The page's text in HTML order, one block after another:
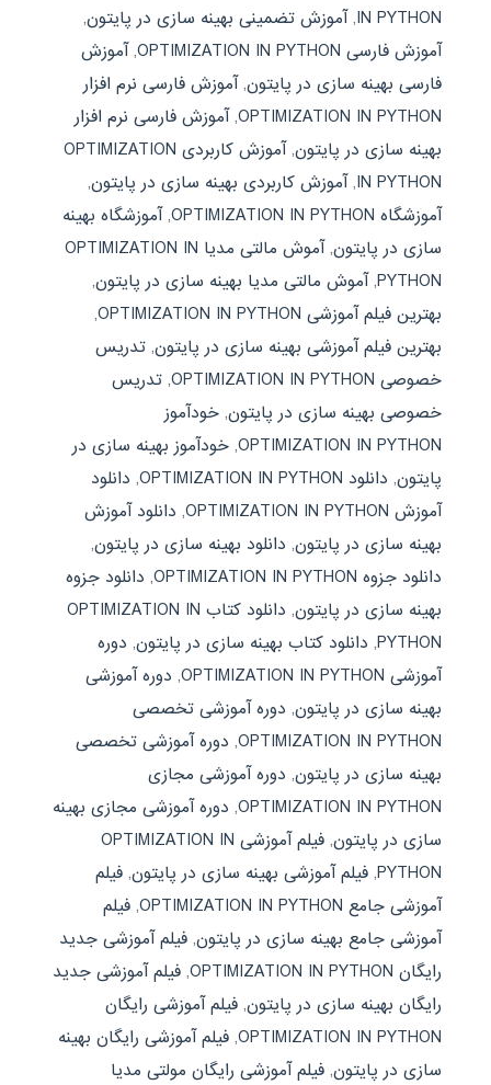
IN PYTHON
,آموزش تضمینی بهینه سازی در پایتون,
آموزش فارسی OPTIMIZATION IN PYTHON
,آموزش
فارسی بهینه سازی در پایتون,آموزش فارسی نرم افزار
OPTIMIZATION IN PYTHON
,آموزش فارسی نرم افزار
بهینه سازی در پایتون,
آموزش کاربردی OPTIMIZATION
IN PYTHON
,آموزش کاربردی بهینه سازی در پایتون,
آموزشگاه OPTIMIZATION IN PYTHON
,آموزشگاه بهینه
سازی در پایتون,
آموش مالتی مدیا OPTIMIZATION IN
PYTHON
,آموش مالتی مدیا بهینه سازی در پایتون,
بهترین فیلم آموزشی OPTIMIZATION IN PYTHON
,
بهترین فیلم آموزشی بهینه سازی در پایتون, تدریس
خصوصی OPTIMIZATION IN PYTHON
, تدریس
خصوصی بهینه سازی در پایتون, خودآموز
OPTIMIZATION IN PYTHON
, خودآموز بهینه سازی در
پایتون, دانلود OPTIMIZATION IN PYTHON , دانلود
آموزش OPTIMIZATION IN PYTHON
, دانلود آموزش
بهینه سازی در پایتون, دانلود بهینه سازی در پایتون,
دانلود جزوه OPTIMIZATION IN PYTHON
, دانلود جزوه
بهینه سازی در پایتون,
دانلود کتاب OPTIMIZATION IN
PYTHON
, دانلود کتاب بهینه سازی در پایتون, دوره
آموزشی OPTIMIZATION IN PYTHON
, دوره آموزشی
بهینه سازی در پایتون, دوره آموزشی تخصصی
OPTIMIZATION IN PYTHON
, دوره آموزشی تخصصی
بهینه سازی در پایتون, دوره آموزشی مجازی
OPTIMIZATION IN PYTHON
, دوره آموزشی مجازی بهینه
سازی در پایتون,
فیلم آموزشی OPTIMIZATION IN
PYTHON
, فیلم آموزشی بهینه سازی در پایتون, فیلم
آموزشی جامع OPTIMIZATION IN PYTHON
, فیلم
آموزشی جامع بهینه سازی در پایتون, فیلم آموزشی جدید
رایگان OPTIMIZATION IN PYTHON
, فیلم آموزشی جدید
رایگان بهینه سازی در پایتون, فیلم آموزشی رایگان
OPTIMIZATION IN PYTHON
, فیلم آموزشی رایگان بهینه
سازی در پایتون, فیلم آموزشی رایگان مولتی مدیا